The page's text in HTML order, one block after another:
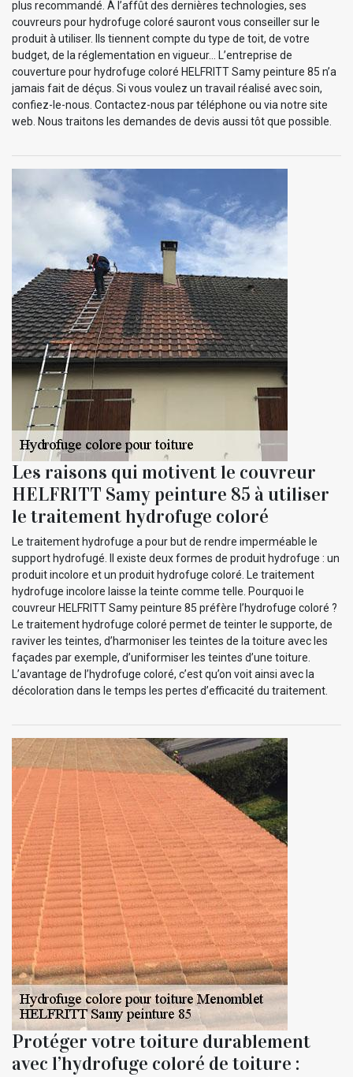
plus recommandé. À l’affût des dernières technologies, ses
couvreurs pour hydrofuge coloré sauront vous conseiller sur le
produit à utiliser. Ils tiennent compte du type de toit, de votre
budget, de la réglementation en vigueur… L’entreprise de
couverture pour hydrofuge coloré HELFRITT Samy peinture 85 n’a
jamais fait de déçus. Si vous voulez un travail réalisé avec soin,
confiez-le-nous. Contactez-nous par téléphone ou via notre site
web. Nous traitons les demandes de devis aussi tôt que possible.
Les raisons qui motivent le couvreur
HELFRITT Samy peinture 85 à utiliser
le traitement hydrofuge coloré
Le traitement hydrofuge a pour but de rendre imperméable le
support hydrofugé. Il existe deux formes de produit hydrofuge : un
produit incolore et un produit hydrofuge coloré. Le traitement
hydrofuge incolore laisse la teinte comme telle. Pourquoi le
couvreur HELFRITT Samy peinture 85 préfère l’hydrofuge coloré ?
Le traitement hydrofuge coloré permet de teinter le supporte, de
raviver les teintes, d’harmoniser les teintes de la toiture avec les
façades par exemple, d’uniformiser les teintes d’une toiture.
L’avantage de l’hydrofuge coloré, c’est qu’on voit ainsi avec la
décoloration dans le temps les pertes d’efficacité du traitement.
Protéger votre toiture durablement
avec l’hydrofuge coloré de toiture :